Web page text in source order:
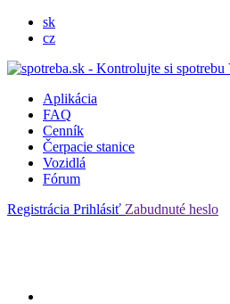
sk
cz
Aplikácia
FAQ
Cenník
Čerpacie stanice
Vozidlá
Fórum
Registrácia Prihlásiť Zabudnuté heslo